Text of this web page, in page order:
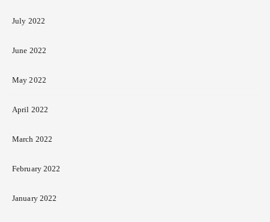
July 2022
June 2022
May 2022
April 2022
March 2022
February 2022
January 2022